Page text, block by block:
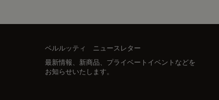
ベルルッティ ニュースレター
最新情報、新商品、プライベートイベントなどを
お知らせいたします。